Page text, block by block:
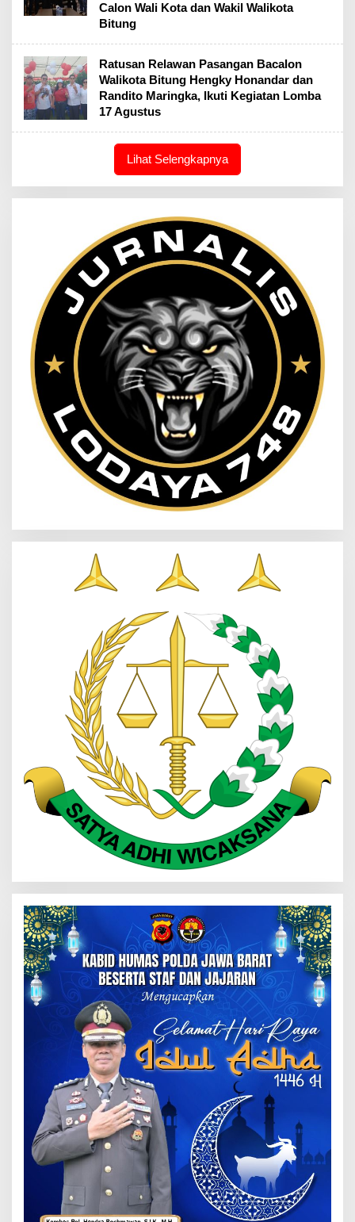
Calon Wali Kota dan Wakil Walikota
Bitung
Ratusan Relawan Pasangan Bacalon
Walikota Bitung Hengky Honandar dan
Randito Maringka, Ikuti Kegiatan Lomba
17 Agustus
Lihat Selengkapnya